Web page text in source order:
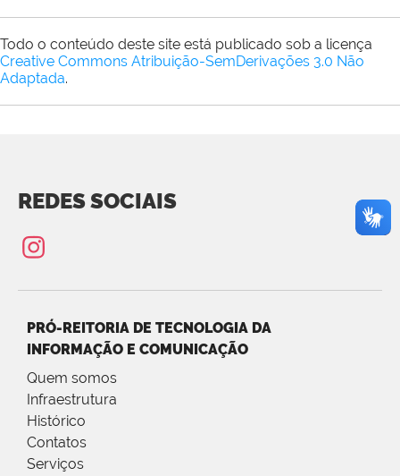
Todo o conteúdo deste site está publicado sob a licença
Creative Commons Atribuição-SemDerivações 3.0 Não
Adaptada.
REDES SOCIAIS
PRÓ-REITORIA DE TECNOLOGIA DA
INFORMAÇÃO E COMUNICAÇÃO
Quem somos
Infraestrutura
Histórico
Contatos
Serviços